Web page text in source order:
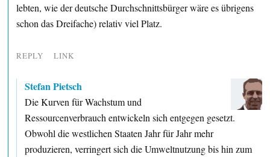
lebten, wie der deutsche Durchschnittsbürger wäre es übrigens
schon das Dreifache) relativ viel Platz.
REPLY LINK
Stefan Pietsch
Die Kurven für Wachstum und
Ressourcenverbrauch entwickeln sich entgegen gesetzt.
Obwohl die westlichen Staaten Jahr für Jahr mehr
produzieren, verringert sich die Umweltnutzung bis hin zum